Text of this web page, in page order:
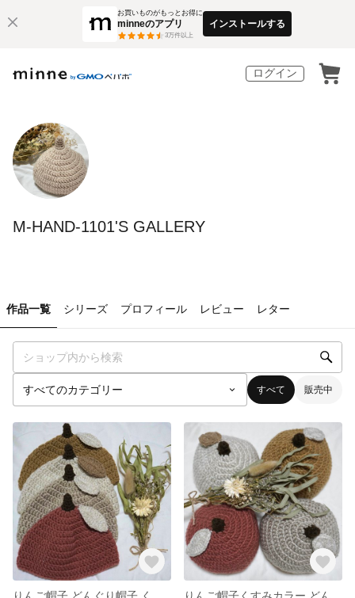
お買いものがもっとお得に
minneのアプリ
3万件以上
インストールする
ログイン
M-HAND-1101'S GALLERY
作品一覧 シリーズ プロフィール レビュー レター
すべて 販売中